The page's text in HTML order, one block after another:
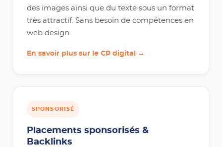
des images ainsi que du texte sous un format
très attractif. Sans besoin de compétences en
web design.
En savoir plus sur le CP digital →
SPONSORISÉ
Placements sponsorisés &
Backlinks